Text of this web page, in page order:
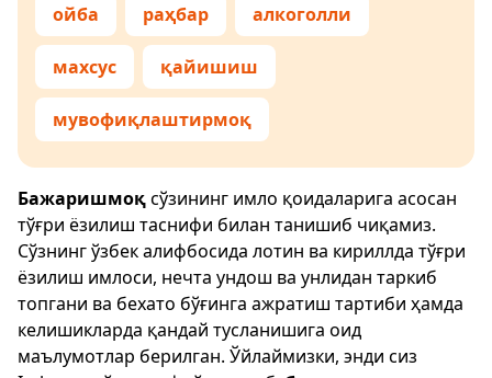
ойба раҳбар алкоголли
махсус қайишиш
мувофиқлаштирмоқ
Бажаришмоқсўзининг имло қоидаларига асосан
тўғри ёзилиш таснифи билан танишиб чиқамиз.
Сўзнинг ўзбек алифбосида лотин ва кириллда тўғри
ёзилиш имлоси, нечта ундош ва унлидан таркиб
топгани ва бехато бўғинга ажратиш тартиби ҳамда
келишикларда қандай тусланишига оид
маълумотлар берилган. Ўйлаймизки, энди сиз